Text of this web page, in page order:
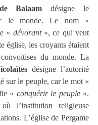
Balaam désigne le
« dévorant », ce qui veut
église, les croyants étaient
désigne l’autorité
« conquérir le peuple ».
où l’institution religieuse
L’église de Pergame